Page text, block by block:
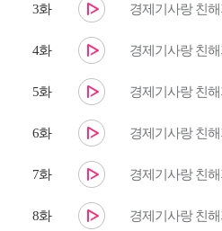
3화 경제기사랑 친해
4화 경제기사랑 친해
5화 경제기사랑 친해
6화 경제기사랑 친해
7화 경제기사랑 친해
8화 경제기사랑 친해